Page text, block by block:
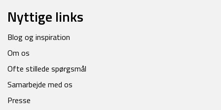
Nyttige links
Blog og inspiration
Om os
Ofte stillede spørgsmål
Samarbejde med os
Presse